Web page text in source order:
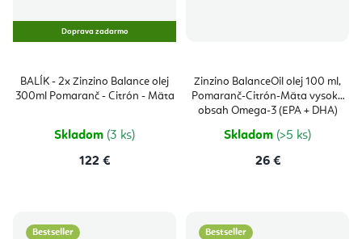
Doprava zadarmo
BALÍK - 2x Zinzino Balance olej
300ml Pomaranč - Citrón - Mäta
Skladom (3 ks)
122 €
Zinzino BalanceOil olej 100 ml,
Pomaranč-Citrón-Mäta vysoký
obsah Omega-3 (EPA + DHA)
Skladom (>5 ks)
26 €
Bestseller Bestseller